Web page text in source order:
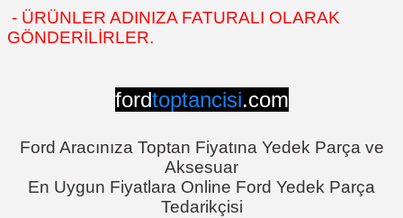
- ÜRÜNLER ADINIZA FATURALI OLARAK
GÖNDERİLİRLER.
fordtoptancisi.com
Ford Aracınıza Toptan Fiyatına Yedek Parça ve
Aksesuar
En Uygun Fiyatlara Online Ford Yedek Parça
Tedarikçisi